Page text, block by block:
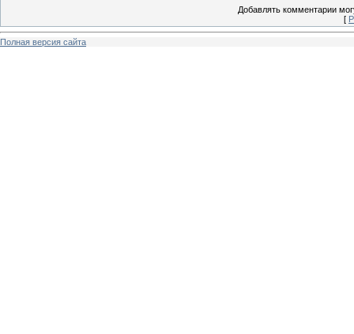
Добавлять комментарии
[
Полная версия сайта